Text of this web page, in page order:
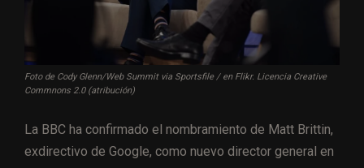
Foto de Cody Glenn/Web Summit via Sportsfile / en Flikr. Licencia Creative
Commnons 2.0 (atribución)
La BBC ha confirmado el nombramiento de Matt Brittin,
exdirectivo de Google, como nuevo director general en